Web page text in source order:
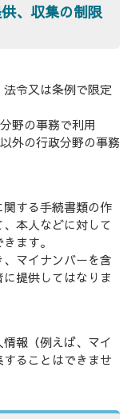
、収集の制限
令又は条例で限定
野の事務で利用
外の行政分野の事務
する手続書類の作
本人などに対して
ます。
マイナンバーを含
提供してはなりま
報（例えば、マイ
ることはできませ